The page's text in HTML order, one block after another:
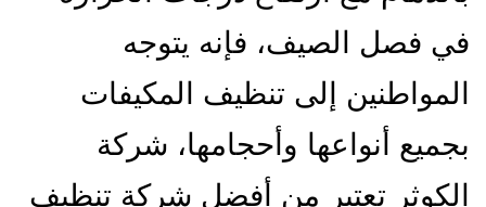
في فصل الصيف، فإنه يتوجه
المواطنين إلى تنظيف المكيفات
بجميع أنواعها وأحجامها، شركة
الكوثر تعتبر من أفضل شركة تنظيف